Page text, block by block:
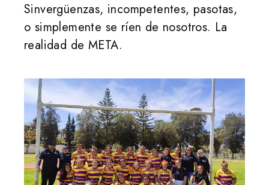
Sinvergüenzas, incompetentes, pasotas,
o simplemente se ríen de nosotros. La
realidad de META.